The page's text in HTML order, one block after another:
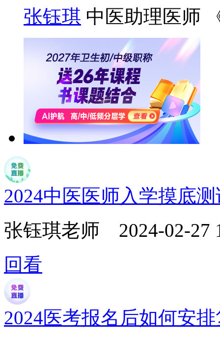
张钰琪 中医助理医师
2024中医医师入学摸底
张钰琪老师 2024-02-27
回看
2024医考报名后如何安